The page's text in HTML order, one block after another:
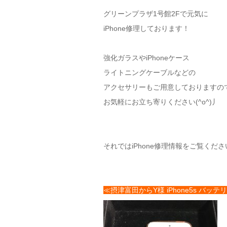
グリーンプラザ1号館2Fで元気に
iPhone修理しております！
強化ガラスやiPhoneケース
ライトニングケーブルなどの
アクセサリーもご用意しておりますの
お気軽にお立ち寄りください(^o^)丿
それではiPhone修理情報をご覧くださ
≪摂津富田からY様 iPhone5s バッテ